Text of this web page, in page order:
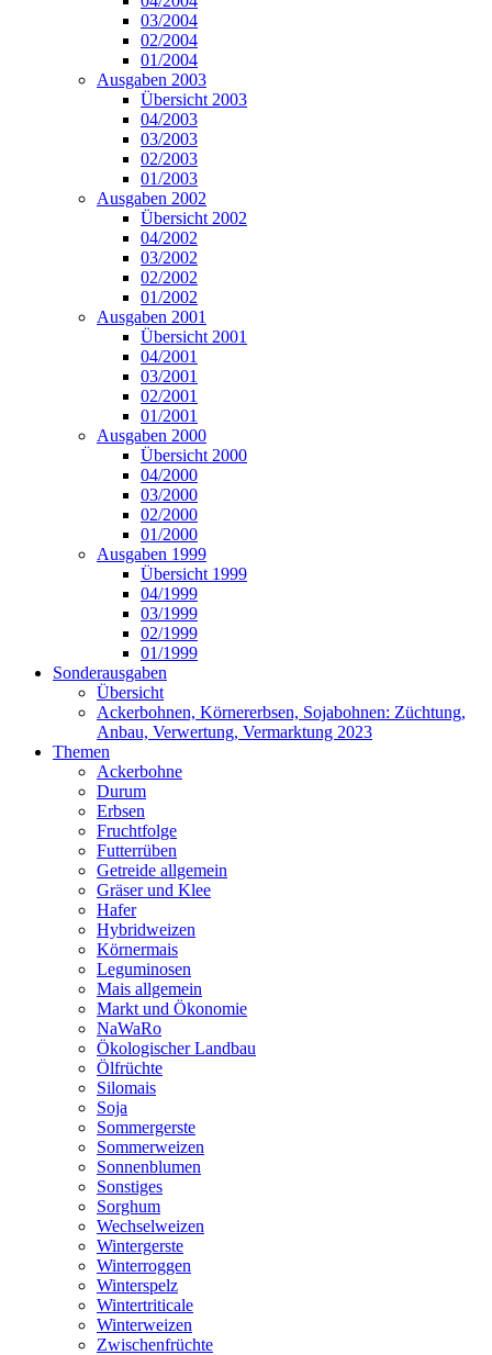
03/2004
02/2004
01/2004
Ausgaben 2003
Übersicht 2003
04/2003
03/2003
02/2003
01/2003
Ausgaben 2002
Übersicht 2002
04/2002
03/2002
02/2002
01/2002
Ausgaben 2001
Übersicht 2001
04/2001
03/2001
02/2001
01/2001
Ausgaben 2000
Übersicht 2000
04/2000
03/2000
02/2000
01/2000
Ausgaben 1999
Übersicht 1999
04/1999
03/1999
02/1999
01/1999
Sonderausgaben
Übersicht
Ackerbohnen, Körnererbsen, Sojabohnen: Züchtung,
Anbau, Verwertung, Vermarktung 2023
Themen
Ackerbohne
Durum
Erbsen
Fruchtfolge
Futterrüben
Getreide allgemein
Gräser und Klee
Hafer
Hybridweizen
Körnermais
Leguminosen
Mais allgemein
Markt und Ökonomie
NaWaRo
Ökologischer Landbau
Ölfrüchte
Silomais
Soja
Sommergerste
Sommerweizen
Sonnenblumen
Sonstiges
Sorghum
Wechselweizen
Wintergerste
Winterroggen
Winterspelz
Wintertriticale
Winterweizen
Zwischenfrüchte